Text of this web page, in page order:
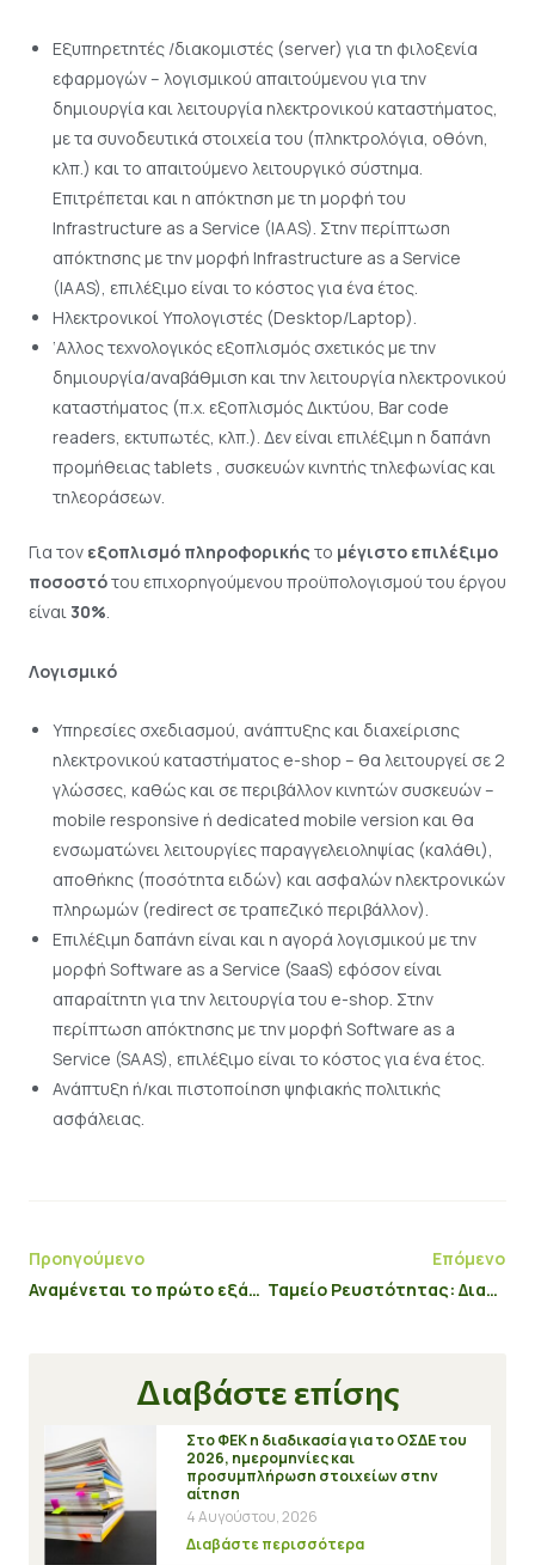
Εξυπηρετητές /διακομιστές (server) για τη φιλοξενία
εφαρμογών – λογισμικού απαιτούμενου για την
δημιουργία και λειτουργία ηλεκτρονικού καταστήματος,
με τα συνοδευτικά στοιχεία του (πληκτρολόγια, οθόνη,
κλπ.) και το απαιτούμενο λειτουργικό σύστημα.
Επιτρέπεται και η απόκτηση με τη μορφή του
Infrastructure as a Service (IAAS). Στην περίπτωση
απόκτησης με την μορφή Infrastructure as a Service
(IAAS), επιλέξιμο είναι το κόστος για ένα έτος.
Ηλεκτρονικοί Υπολογιστές (Desktop/Laptop).
‘Aλλος τεχνολογικός εξοπλισμός σχετικός με την
δημιουργία/αναβάθμιση και την λειτουργία ηλεκτρονικού
καταστήματος (π.χ. εξοπλισμός Δικτύου, Bar code
readers, εκτυπωτές, κλπ.). Δεν είναι επιλέξιμη η δαπάνη
προμήθειας tablets , συσκευών κινητής τηλεφωνίας και
τηλεοράσεων.
Για τον εξοπλισμό πληροφορικής το μέγιστο επιλέξιμο
ποσοστότου επιχορηγούμενου προϋπολογισμού του έργου
είναι30%.
Λογισμικό
Υπηρεσίες σχεδιασμού, ανάπτυξης και διαχείρισης
ηλεκτρονικού καταστήματος e-shop – θα λειτουργεί σε 2
γλώσσες, καθώς και σε περιβάλλον κινητών συσκευών –
mobile responsive ή dedicated mobile version και θα
ενσωματώνει λειτουργίες παραγγελειοληψίας (καλάθι),
αποθήκης (ποσότητα ειδών) και ασφαλών ηλεκτρονικών
πληρωμών (redirect σε τραπεζικό περιβάλλον).
Επιλέξιμη δαπάνη είναι και η αγορά λογισμικού με την
μορφή Software as a Service (SaaS) εφόσον είναι
απαραίτητη για την λειτουργία του e-shop. Στην
περίπτωση απόκτησης με την μορφή Software as a
Service (SAAS), επιλέξιμο είναι το κόστος για ένα έτος.
Ανάπτυξη ή/και πιστοποίηση ψηφιακής πολιτικής
ασφάλειας.
Προηγούμενο
Αναμένεται το πρώτο εξάμηνο του 2024 η πρόσκληση των Νέων Αγροτών
Επόμενο
Ταμείο Ρευστότητας: Διαθέσιμο για την ενίσχυση των επιχειρήσεων
Διαβάστε επίσης
Στο ΦΕΚ η διαδικασία για το ΟΣΔΕ του
2026, ημερομηνίες και
προσυμπλήρωση στοιχείων στην
αίτηση
4 Αυγούστου, 2026
Διαβάστε περισσότερα